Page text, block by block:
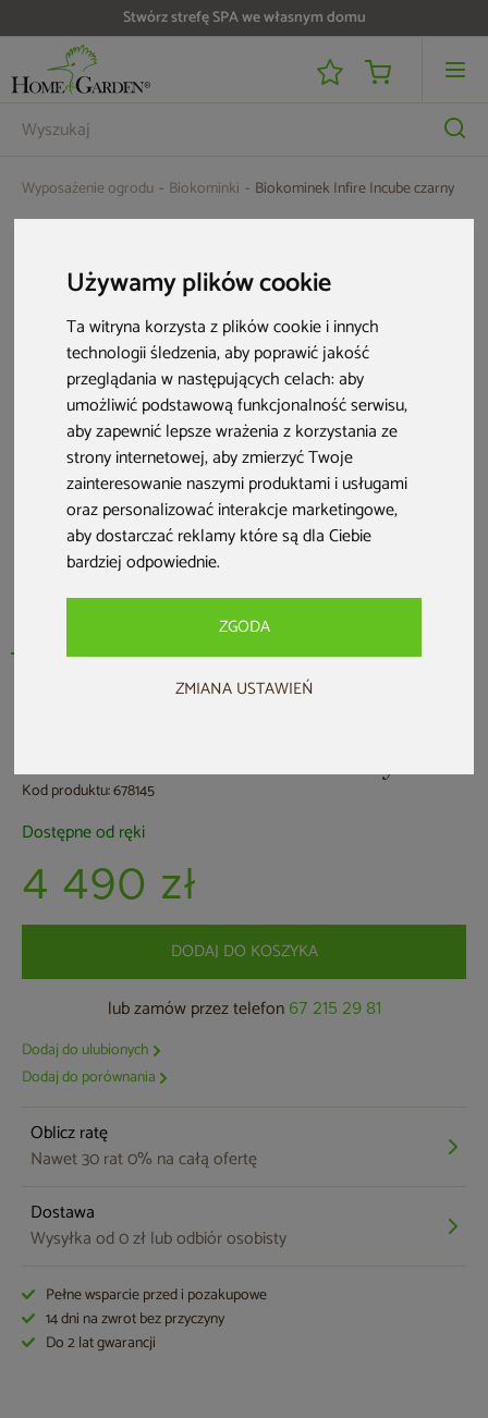
Używamy plików cookie
Ta witryna korzysta z plików cookie i innych
technologii śledzenia, aby poprawić jakość
przeglądania w następujących celach:aby
umożliwić podstawową funkcjonalność serwisu,
aby zapewnić lepsze wrażenia z korzystania ze
strony internetowej,aby zmierzyć Twoje
zainteresowanie naszymi produktami i usługami
oraz personalizować interakcje marketingowe,
aby dostarczać reklamy które są dla Ciebie
bardziej odpowiednie.
ZGODA
ZMIANA USTAWIEŃ
Stwórz strefę SPA we własnym domu
Wyposażenie ogrodu Biokominki Biokominek Infire Incube czarny
Biokominek Infire Incube czarny
Kod produktu: 678145
Dostępne od ręki
4 490 zł
DODAJ DO KOSZYKA
lub zamów przez telefon 67 215 29 81
Dodaj do ulubionych
Dodaj do porównania
Oblicz ratę
Nawet 30 rat 0% na całą ofertę
Dostawa
Wysyłka od 0 zł lub odbiór osobisty
Pełne wsparcie przed i pozakupowe
14 dni na zwrot bez przyczyny
Do 2 lat gwarancji